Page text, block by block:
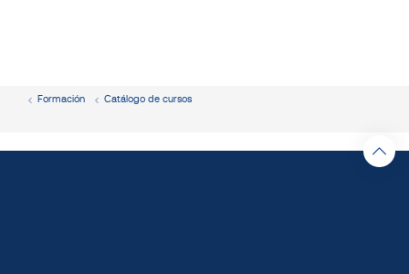
Formación Catálogo de cursos